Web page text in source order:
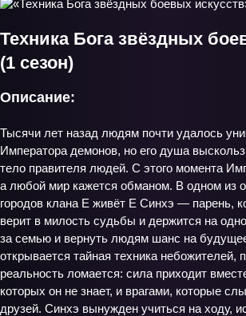
Техника Бога звёздных
(1 сезон)
Описание:
Тысячи лет назад людям почти удалось
Императора демонов, но его душа
тело правителя людей. С этого момента
а любой мир кажется обманом. В одном из
городов клана Е живёт Е Синхэ — парень,
верит в милость судьбы и держится на
за семью и вернуть людям шанс на
открывается тайная техника небожителей,
реальность ломается: сила приходит
которых он не знает, и врагами, которые
друзей. Синхэ вынужден учиться на ходу,